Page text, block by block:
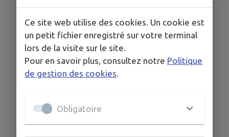
Ce site web utilise des cookies. Un cookie est
un petit fichier enregistré sur votre terminal
lors de la visite sur le site.
Pour en savoir plus, consultez notre Politique
de gestion des cookies.
Obligatoire